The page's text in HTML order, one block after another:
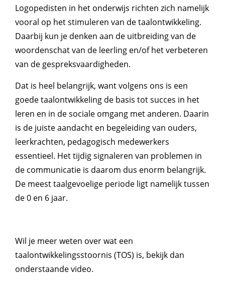
Logopedisten in het onderwijs richten zich namelijk
vooral op het stimuleren van de taalontwikkeling.
Daarbij kun je denken aan de uitbreiding van de
woordenschat van de leerling en/of het verbeteren
van de gespreksvaardigheden.
Dat is heel belangrijk, want volgens ons is een
goede taalontwikkeling de basis tot succes in het
leren en in de sociale omgang met anderen. Daarin
is de juiste aandacht en begeleiding van ouders,
leerkrachten, pedagogisch medewerkers
essentieel. Het tijdig signaleren van problemen in
de communicatie is daarom dus enorm belangrijk.
De meest taalgevoelige periode ligt namelijk tussen
de 0 en 6 jaar.
Wil je meer weten over wat een
taalontwikkelingsstoornis (TOS) is, bekijk dan
onderstaande video.